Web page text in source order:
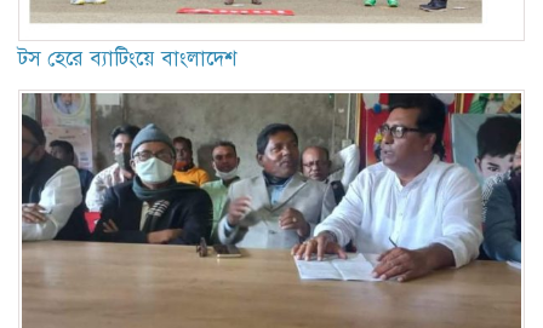
টস হেরে ব্যাটিংয়ে বাংলাদেশ